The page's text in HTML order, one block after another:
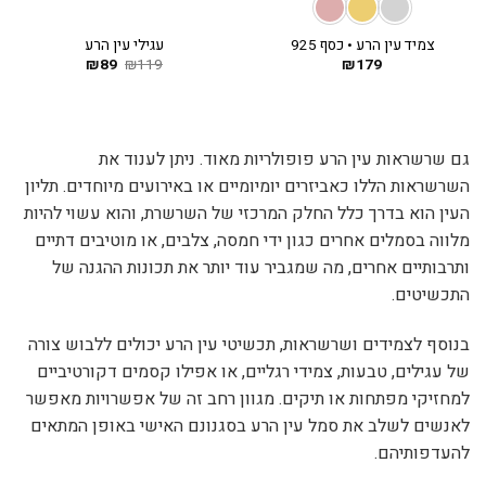
צמיד עין הרע • כסף 925
₪179
עגילי עין הרע
₪119 המחיר
₪89
גם שרשראות עין הרע פופולריות מאוד. ניתן לענוד את
השרשראות הללו כאביזרים יומיומיים או באירועים מיוחדים. תליון
העין הוא בדרך כלל החלק המרכזי של השרשרת, והוא עשוי להיות
מלווה בסמלים אחרים כגון ידי חמסה, צלבים, או מוטיבים דתיים
ותרבותיים אחרים, מה שמגביר עוד יותר את תכונות ההגנה של
התכשיטים.
בנוסף לצמידים ושרשראות, תכשיטי עין הרע יכולים ללבוש צורה
של עגילים, טבעות, צמידי רגליים, או אפילו קסמים דקורטיביים
למחזיקי מפתחות או תיקים. מגוון רחב זה של אפשרויות מאפשר
לאנשים לשלב את סמל עין הרע בסגנונם האישי באופן המתאים
להעדפותיהם.